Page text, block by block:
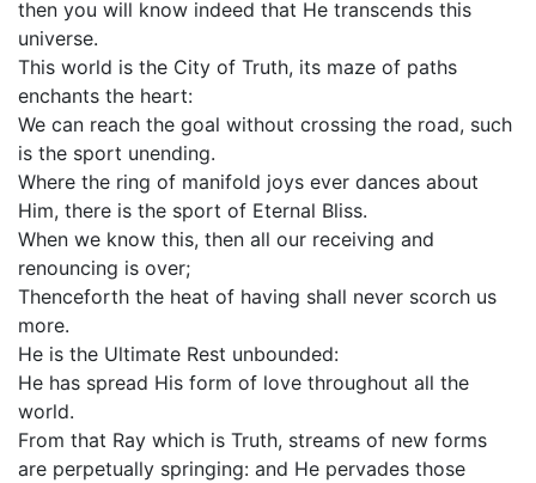
then you will know indeed that He transcends this
universe.
This world is the City of Truth, its maze of paths
enchants the heart:
We can reach the goal without crossing the road, such
is the sport unending.
Where the ring of manifold joys ever dances about
Him, there is the sport of Eternal Bliss.
When we know this, then all our receiving and
renouncing is over;
Thenceforth the heat of having shall never scorch us
more.
He is the Ultimate Rest unbounded:
He has spread His form of love throughout all the
world.
From that Ray which is Truth, streams of new forms
are perpetually springing: and He pervades those